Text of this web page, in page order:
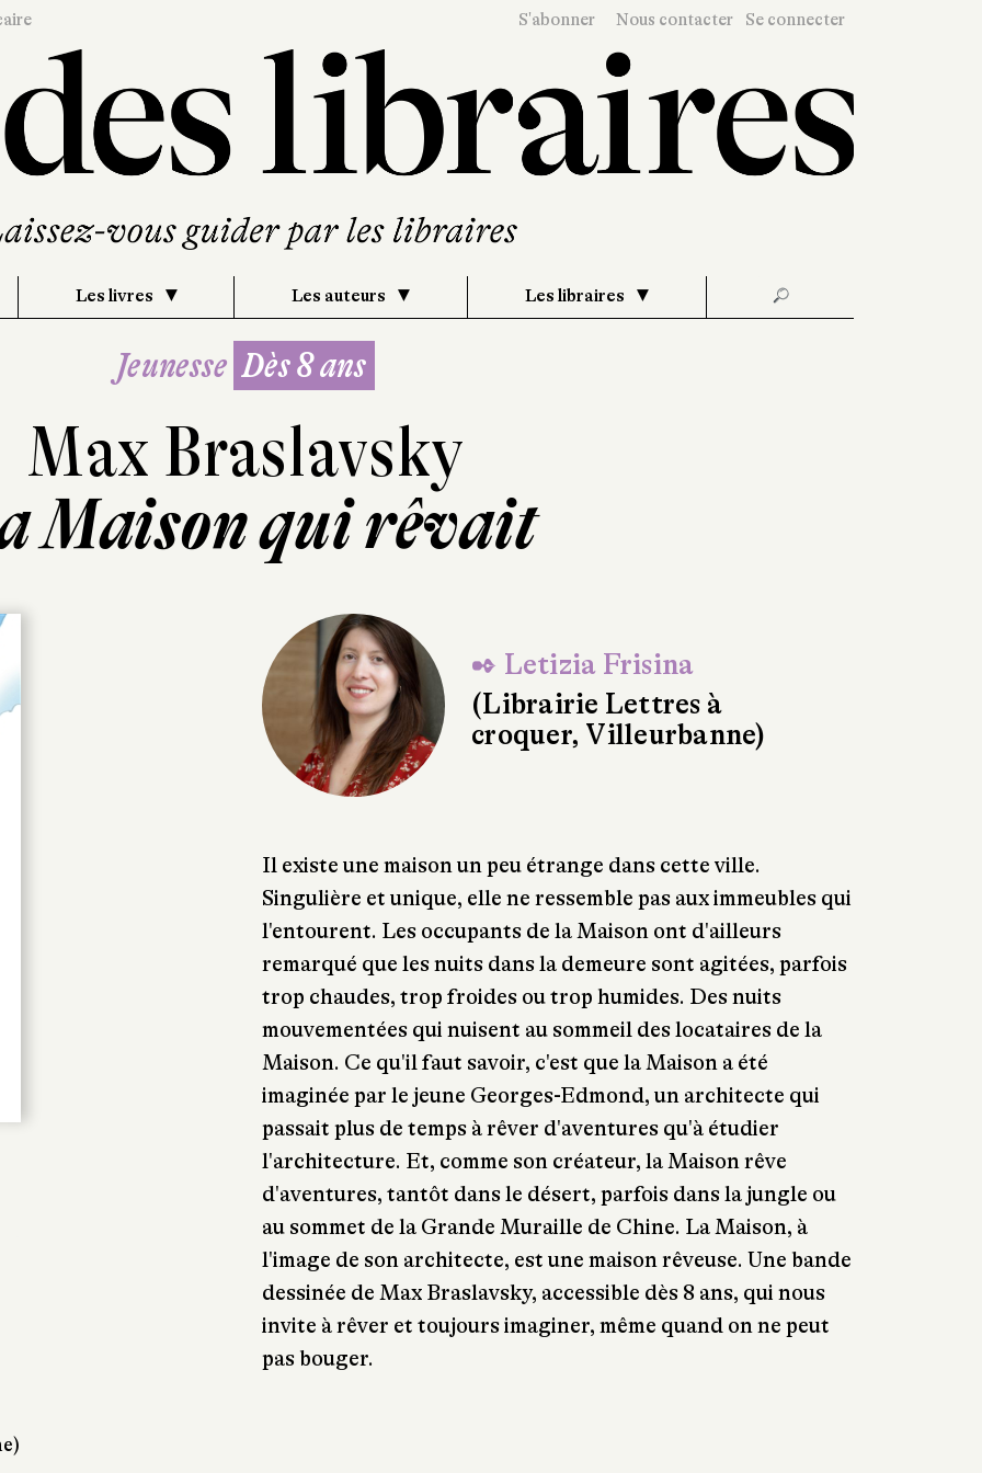
S'abonner Nous contacter Se connecter
Les livres Les auteurs Les libraires 🔎
Jeunesse Dès 8 ans
Max Braslavsky
Maison qui rêvait
✒ Letizia Frisina
(Librairie Lettres à
croquer, Villeurbanne)
Il existe une maison un peu étrange dans cette ville.
Singulière et unique, elle ne ressemble pas aux immeubles qui
l'entourent. Les occupants de la Maison ont d'ailleurs
remarqué que les nuits dans la demeure sont agitées, parfois
trop chaudes, trop froides ou trop humides. Des nuits
mouvementées qui nuisent au sommeil des locataires de la
Maison. Ce qu'il faut savoir, c'est que la Maison a été
imaginée par le jeune Georges-Edmond, un architecte qui
passait plus de temps à rêver d'aventures qu'à étudier
l'architecture. Et, comme son créateur, la Maison rêve
d'aventures, tantôt dans le désert, parfois dans la jungle ou
au sommet de la Grande Muraille de Chine. La Maison, à
l'image de son architecte, est une maison rêveuse. Une bande
dessinée de Max Braslavsky, accessible dès 8 ans, qui nous
invite à rêver et toujours imaginer, même quand on ne peut
pas bouger.